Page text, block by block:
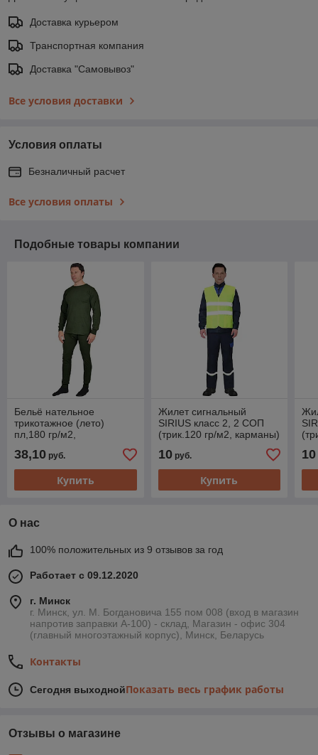
Доставка курьером
Транспортная компания
Доставка "Самовывоз"
Все условия доставки
Условия оплаты
Безналичный расчет
Все условия оплаты
Подобные товары компании
Бельё нательное
трикотажное (лето)
пл,180 гр/м2,
оливковое,100&#37; х/б
(ЧЗ)
38,10 руб.
Купить
Жилет сигнальный
SIRIUS класс 2, 2 СОП
(трик.120 гр/м2, карманы)
10руб.
Купить
10
О нас
100% положительных из 9 отзывов за год
Работает с 09.12.2020
г. Минск
г. Минск, ул. М. Богдановича 155 пом 008 (вход в магазин
напротив заправки А-100) - склад, Магазин - офис 304
(главный многоэтажный корпус), Минск, Беларусь
Контакты
Сегодня выходнойПоказать весь график работы
Отзывы о магазине